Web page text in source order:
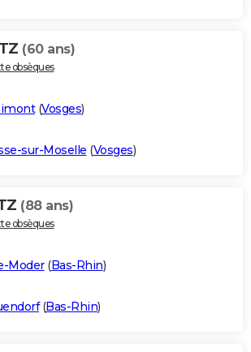
(60 ans)
obsèques
(Vosges)
sur-Moselle (Vosges)
(88 ans)
obsèques
Moder(Bas-Rhin)
(Bas-Rhin)